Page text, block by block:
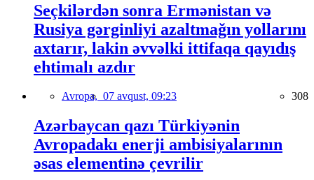
Seçkilərdən sonra Ermənistan və
Rusiya gərginliyi azaltmağın yollarını
axtarır, lakin əvvəlki ittifaqa qayıdış
ehtimalı azdır
Avropa, 07 avqust, 09:23 308
Azərbaycan qazı Türkiyənin
Avropadakı enerji ambisiyalarının
əsas elementinə çevrilir